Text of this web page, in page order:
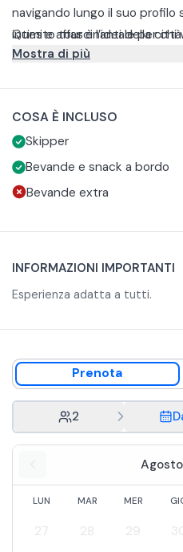
navigando lungo il suo profilo
intimi e affascinanti della città.
Questo tour è l’ideale per chi
essenza veneziana, lontano
esplorare i canali minori
Venezia.
A bordo vi saranno offerti
snack.
Mostra di più
COSA È INCLUSO
Skipper
Bevande e snack a bordo
Bevande extra
INFORMAZIONI IMPORTANTI
Esperienza adatta a tutti.
Prenota
2
LUN MAR MER
27 28 29